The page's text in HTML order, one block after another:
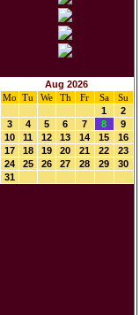
Aug 2026
Mo
Tu We Th Fr Sa
Su
1
2
3
4 5 6 7 8
9
10
11 12 13 14 15
16
17
18 19 20 21 22
23
24
25 26 27 28 29
30
31